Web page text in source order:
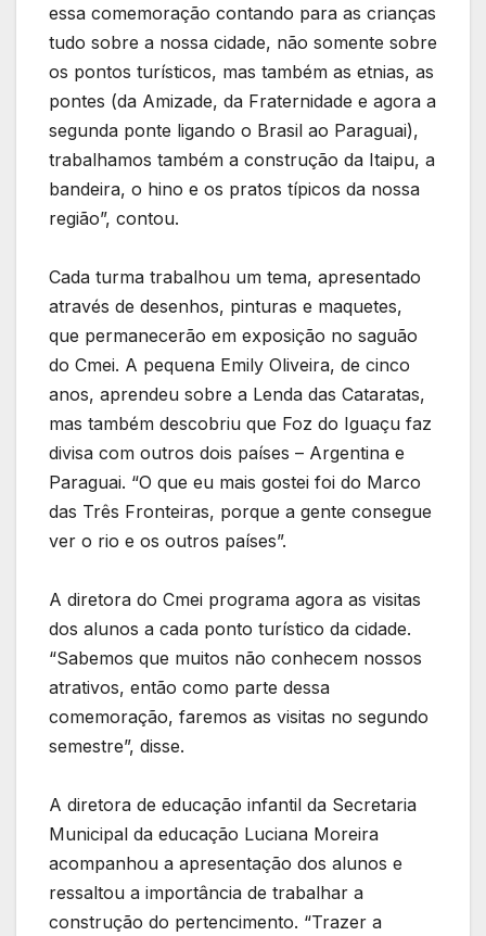
essa comemoração contando para as crianças
tudo sobre a nossa cidade, não somente sobre
os pontos turísticos, mas também as etnias, as
pontes (da Amizade, da Fraternidade e agora a
segunda ponte ligando o Brasil ao Paraguai),
trabalhamos também a construção da Itaipu, a
bandeira, o hino e os pratos típicos da nossa
região”, contou.
Cada turma trabalhou um tema, apresentado
através de desenhos, pinturas e maquetes,
que permanecerão em exposição no saguão
do Cmei. A pequena Emily Oliveira, de cinco
anos, aprendeu sobre a Lenda das Cataratas,
mas também descobriu que Foz do Iguaçu faz
divisa com outros dois países – Argentina e
Paraguai. “O que eu mais gostei foi do Marco
das Três Fronteiras, porque a gente consegue
ver o rio e os outros países”.
A diretora do Cmei programa agora as visitas
dos alunos a cada ponto turístico da cidade.
“Sabemos que muitos não conhecem nossos
atrativos, então como parte dessa
comemoração, faremos as visitas no segundo
semestre”, disse.
A diretora de educação infantil da Secretaria
Municipal da educação Luciana Moreira
acompanhou a apresentação dos alunos e
ressaltou a importância de trabalhar a
construção do pertencimento. “Trazer a